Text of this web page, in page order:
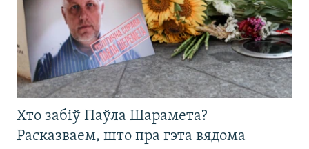
Хто забіў Паўла Шарамета?
Расказваем, што пра гэта вядома